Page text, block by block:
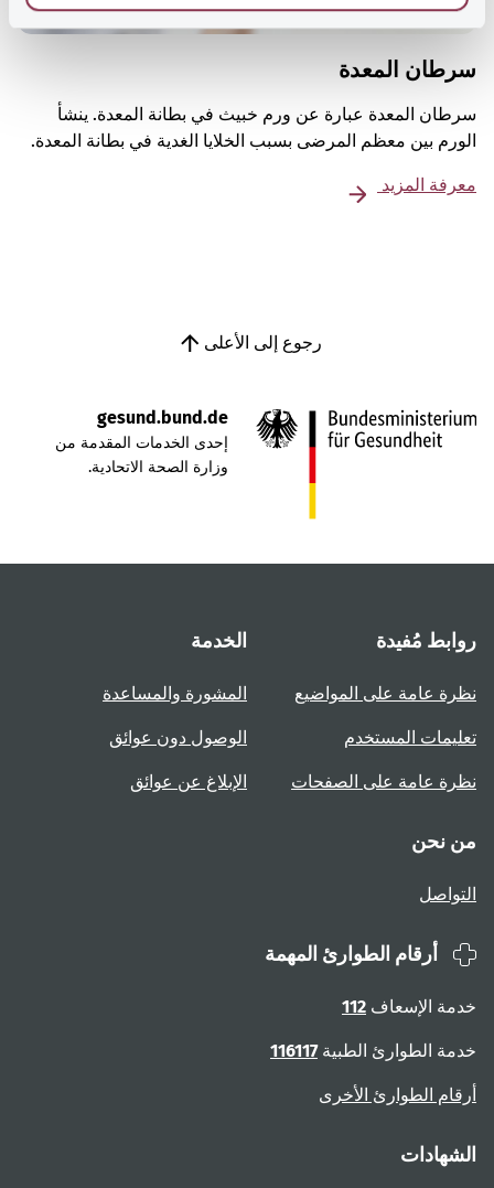
سرطان المعدة
سرطان المعدة عبارة عن ورم خبيث في بطانة المعدة. ينشأ
الورم بين معظم المرضى بسبب الخلايا الغدية في بطانة المعدة.
معرفة المزيد
رجوع إلى الأعلى
gesund.bund.de
إحدى الخدمات المقدمة من
وزارة الصحة الاتحادية.
روابط مُفيدة
نظرة عامة على المواضيع
تعليمات المستخدم
نظرة عامة على الصفحات
الخدمة
المشورة والمساعدة
الوصول دون عوائق
الإبلاغ عن عوائق
من نحن
التواصل
أرقام الطوارئ المهمة
خدمة الإسعاف 112
خدمة الطوارئ الطبية116117
أرقام الطوارئ الأخرى
الشهادات